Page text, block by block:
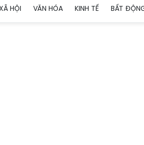
HỘI VĂN HÓA KINH TẾ BẤT